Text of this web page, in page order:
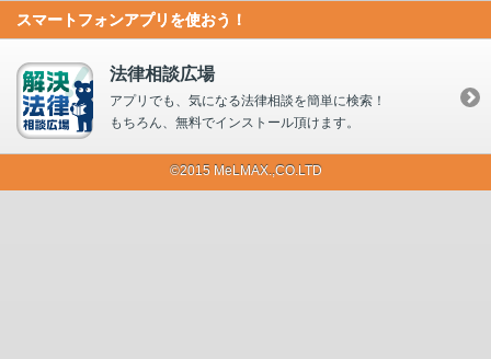
スマートフォンアプリを使おう！
法律相談広場
アプリでも、気になる法律相談を簡単に検索！
もちろん、無料でインストール頂けます。
©2015 MeLMAX.,CO.LTD